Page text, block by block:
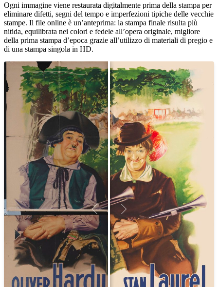
Ogni immagine viene restaurata digitalmente prima della stampa per
eliminare difetti, segni del tempo e imperfezioni tipiche delle vecchie
stampe. Il file online è un’anteprima: la stampa finale risulta più
nitida, equilibrata nei colori e fedele all’opera originale, migliore
della prima stampa d’epoca grazie all’utilizzo di materiali di pregio e
di una stampa singola in HD.